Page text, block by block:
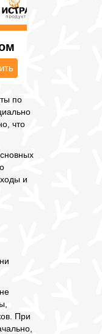
по
что
и
При